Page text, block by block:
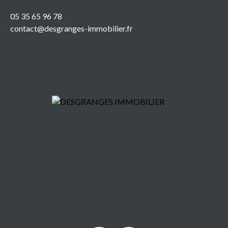
05 35 65 96 78
contact@desgranges-immobilier.fr